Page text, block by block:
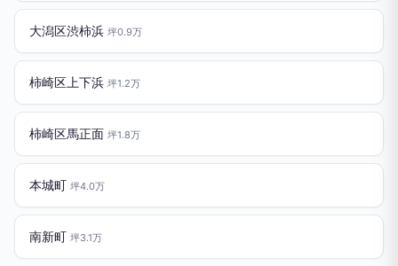
大潟区渋柿浜 坪0.9万
柿崎区上下浜 坪1.2万
柿崎区馬正面 坪1.8万
本城町 坪4.0万
南新町 坪3.1万